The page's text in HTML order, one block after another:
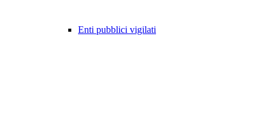
Enti pubblici vigilati